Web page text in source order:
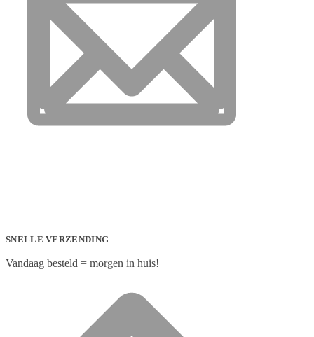
SNELLE VERZENDING
Vandaag besteld = morgen in huis!